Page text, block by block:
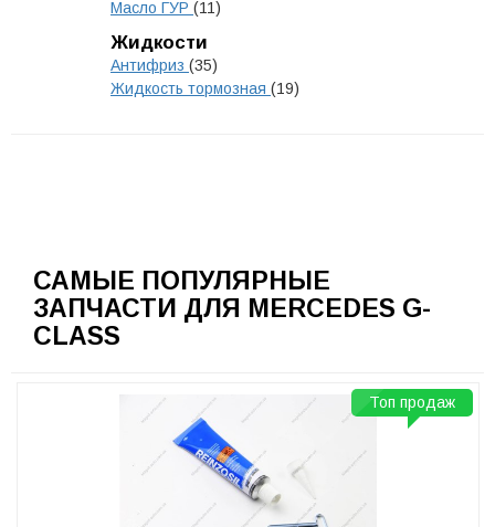
Масло ГУР (11)
Жидкости
Антифриз (35)
Жидкость тормозная (19)
САМЫЕ ПОПУЛЯРНЫЕ
ЗАПЧАСТИ ДЛЯ MERCEDES G-
CLASS
Топ продаж